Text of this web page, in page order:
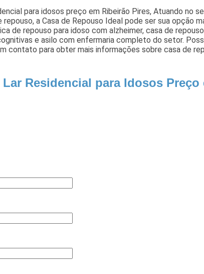
para idosos preço em Ribeirão Pires, Atuando no
a Casa de Repouso Ideal pode ser sua opção
de repouso para idoso com alzheimer, casa de
e asilo com enfermaria completo do setor.
contato para obter mais informações sobre casa de
Residencial para Idosos Preço